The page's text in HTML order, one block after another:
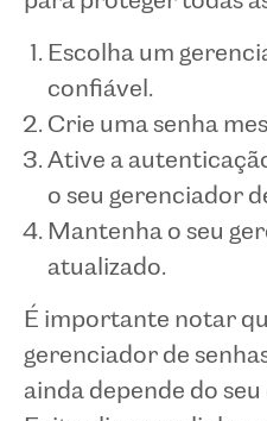
Escolha um
confiável.
Crie uma senha
Ative a
o seu gerenciador
Mantenha o seu
atualizado.
É importante notar
gerenciador de
ainda depende do